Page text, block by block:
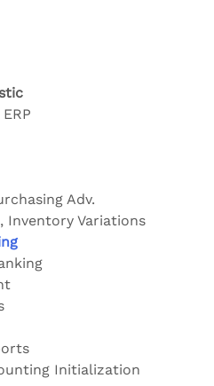
Adv.
Inventory Variations
Initialization